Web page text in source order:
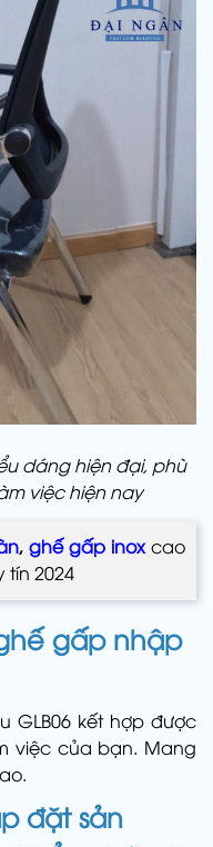
dáng hiện đại, phù
việc hiện nay
,ghế gấp inoxcao
tín 2024
gấp nhập
GLB06 kết hợp được
việc của bạn. Mang
đặt sản